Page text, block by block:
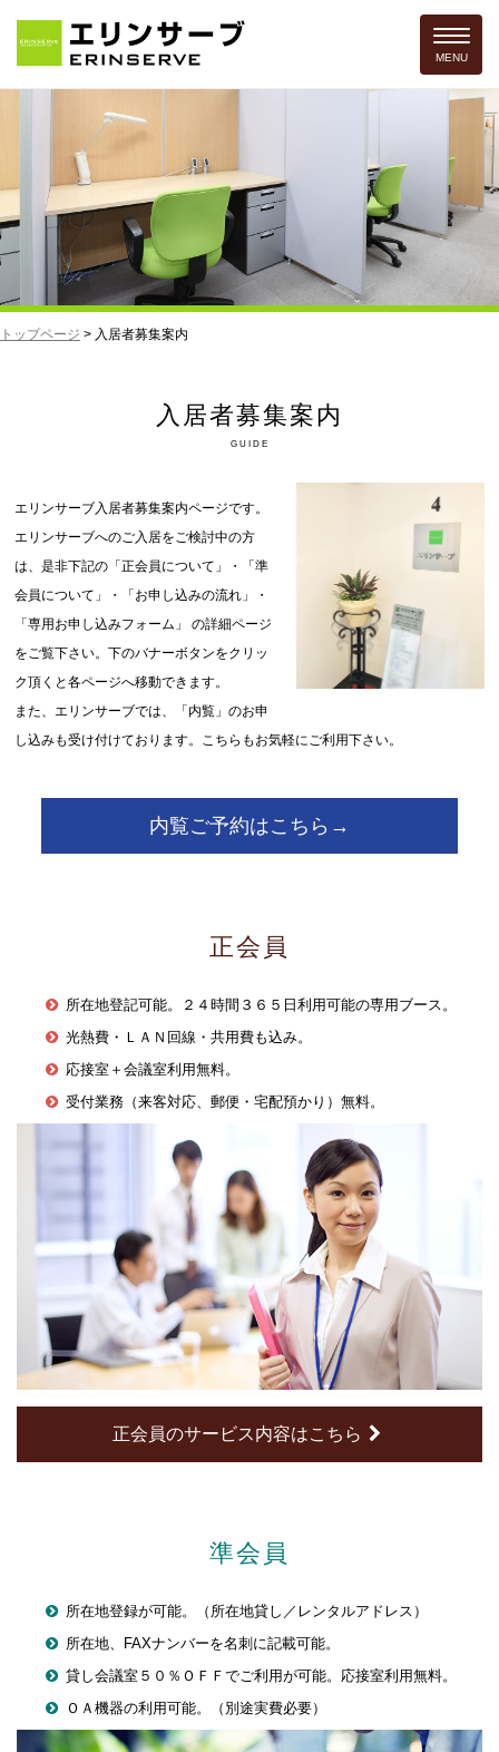
Toggle
MENU
トップページ > 入居者募集案内
入居者募集案内
GUIDE
エリンサーブ入居者募集案内ページです。
エリンサーブへのご入居をご検討中の方
は、是非下記の「正会員について」・「準
会員について」・「お申し込みの流れ」・
「専用お申し込みフォーム」 の詳細ページ
をご覧下さい。下のバナーボタンをクリッ
ク頂くと各ページへ移動できます。
また、エリンサーブでは、「内覧」のお申
し込みも受け付けております。こちらもお気軽にご利用下さい。
内覧ご予約はこちら→
正会員
所在地登記可能。２４時間３６５日利用可能の専用ブース。
光熱費・ＬＡＮ回線・共用費も込み。
応接室＋会議室利用無料。
受付業務（来客対応、郵便・宅配預かり）無料。
正会員のサービス内容はこちら
準会員
所在地登録が可能。（所在地貸し／レンタルアドレス）
所在地、FAXナンバーを名刺に記載可能。
貸し会議室５０％ＯＦＦでご利用が可能。応接室利用無料。
ＯＡ機器の利用可能。（別途実費必要）